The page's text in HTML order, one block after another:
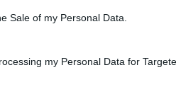
Sale of my Personal Data.
my Personal Data for